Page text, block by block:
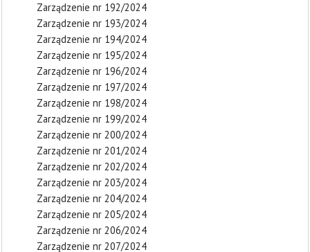
Zarządzenie nr 192/2024
Zarządzenie nr 193/2024
Zarządzenie nr 194/2024
Zarządzenie nr 195/2024
Zarządzenie nr 196/2024
Zarządzenie nr 197/2024
Zarządzenie nr 198/2024
Zarządzenie nr 199/2024
Zarządzenie nr 200/2024
Zarządzenie nr 201/2024
Zarządzenie nr 202/2024
Zarządzenie nr 203/2024
Zarządzenie nr 204/2024
Zarządzenie nr 205/2024
Zarządzenie nr 206/2024
Zarządzenie nr 207/2024